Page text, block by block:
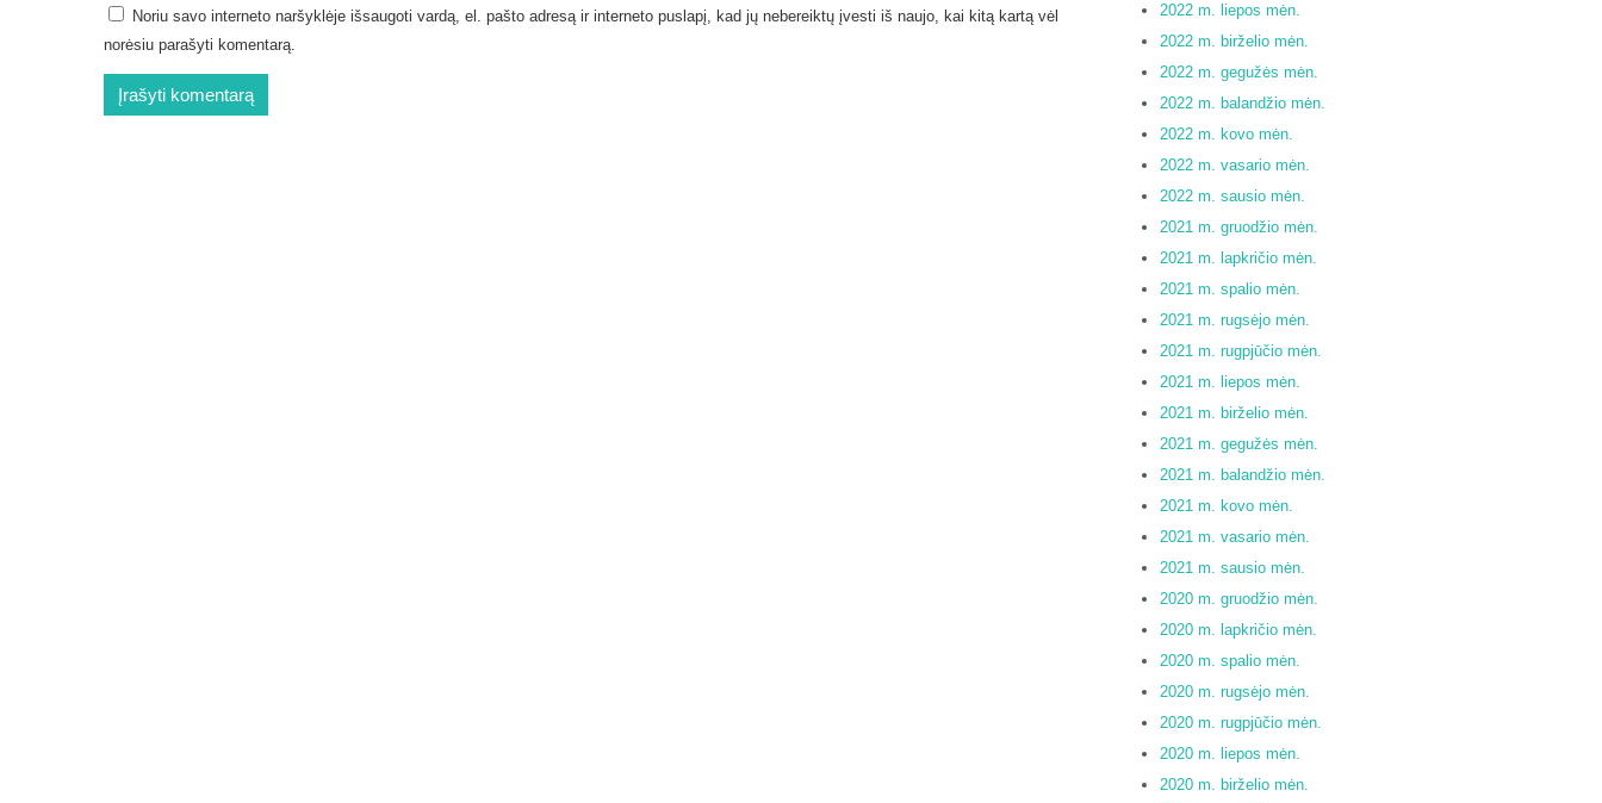
Noriu savo interneto naršyklėje išsaugoti vardą, el. pašto adresą ir interneto puslapį, kad jų nebereiktų įvesti iš naujo, kai kitą kartą vėl
norėsiu parašyti komentarą.
2022 m. liepos mėn.
2022 m. birželio mėn.
2022 m. gegužės mėn.
2022 m. balandžio mėn.
2022 m. kovo mėn.
2022 m. vasario mėn.
2022 m. sausio mėn.
2021 m. gruodžio mėn.
2021 m. lapkričio mėn.
2021 m. spalio mėn.
2021 m. rugsėjo mėn.
2021 m. rugpjūčio mėn.
2021 m. liepos mėn.
2021 m. birželio mėn.
2021 m. gegužės mėn.
2021 m. balandžio mėn.
2021 m. kovo mėn.
2021 m. vasario mėn.
2021 m. sausio mėn.
2020 m. gruodžio mėn.
2020 m. lapkričio mėn.
2020 m. spalio mėn.
2020 m. rugsėjo mėn.
2020 m. rugpjūčio mėn.
2020 m. liepos mėn.
2020 m. birželio mėn.